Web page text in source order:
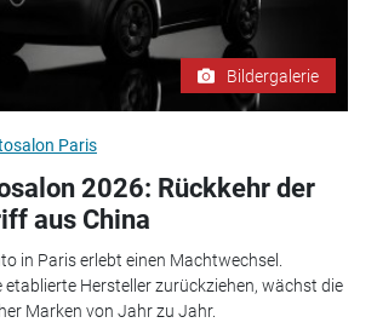
Bildergalerie
Paris
2026: Rückkehr der
aus China
in Paris erlebt einen Machtwechsel.
etablierte Hersteller zurückziehen, wächst die
Marken von Jahr zu Jahr.